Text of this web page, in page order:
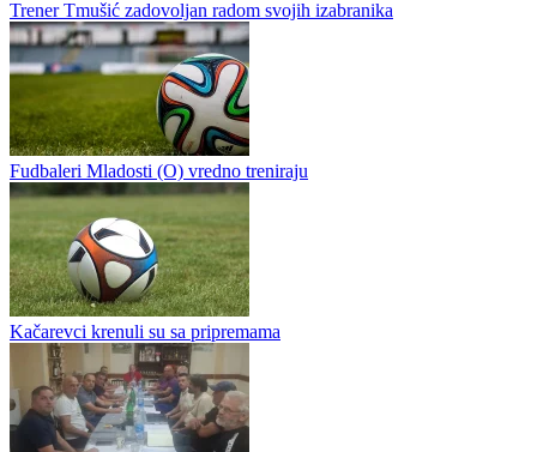
Trener Tmušić zadovoljan radom svojih izabranika
Fudbaleri Mladosti (O) vredno treniraju
Kačarevci krenuli su sa pripremama